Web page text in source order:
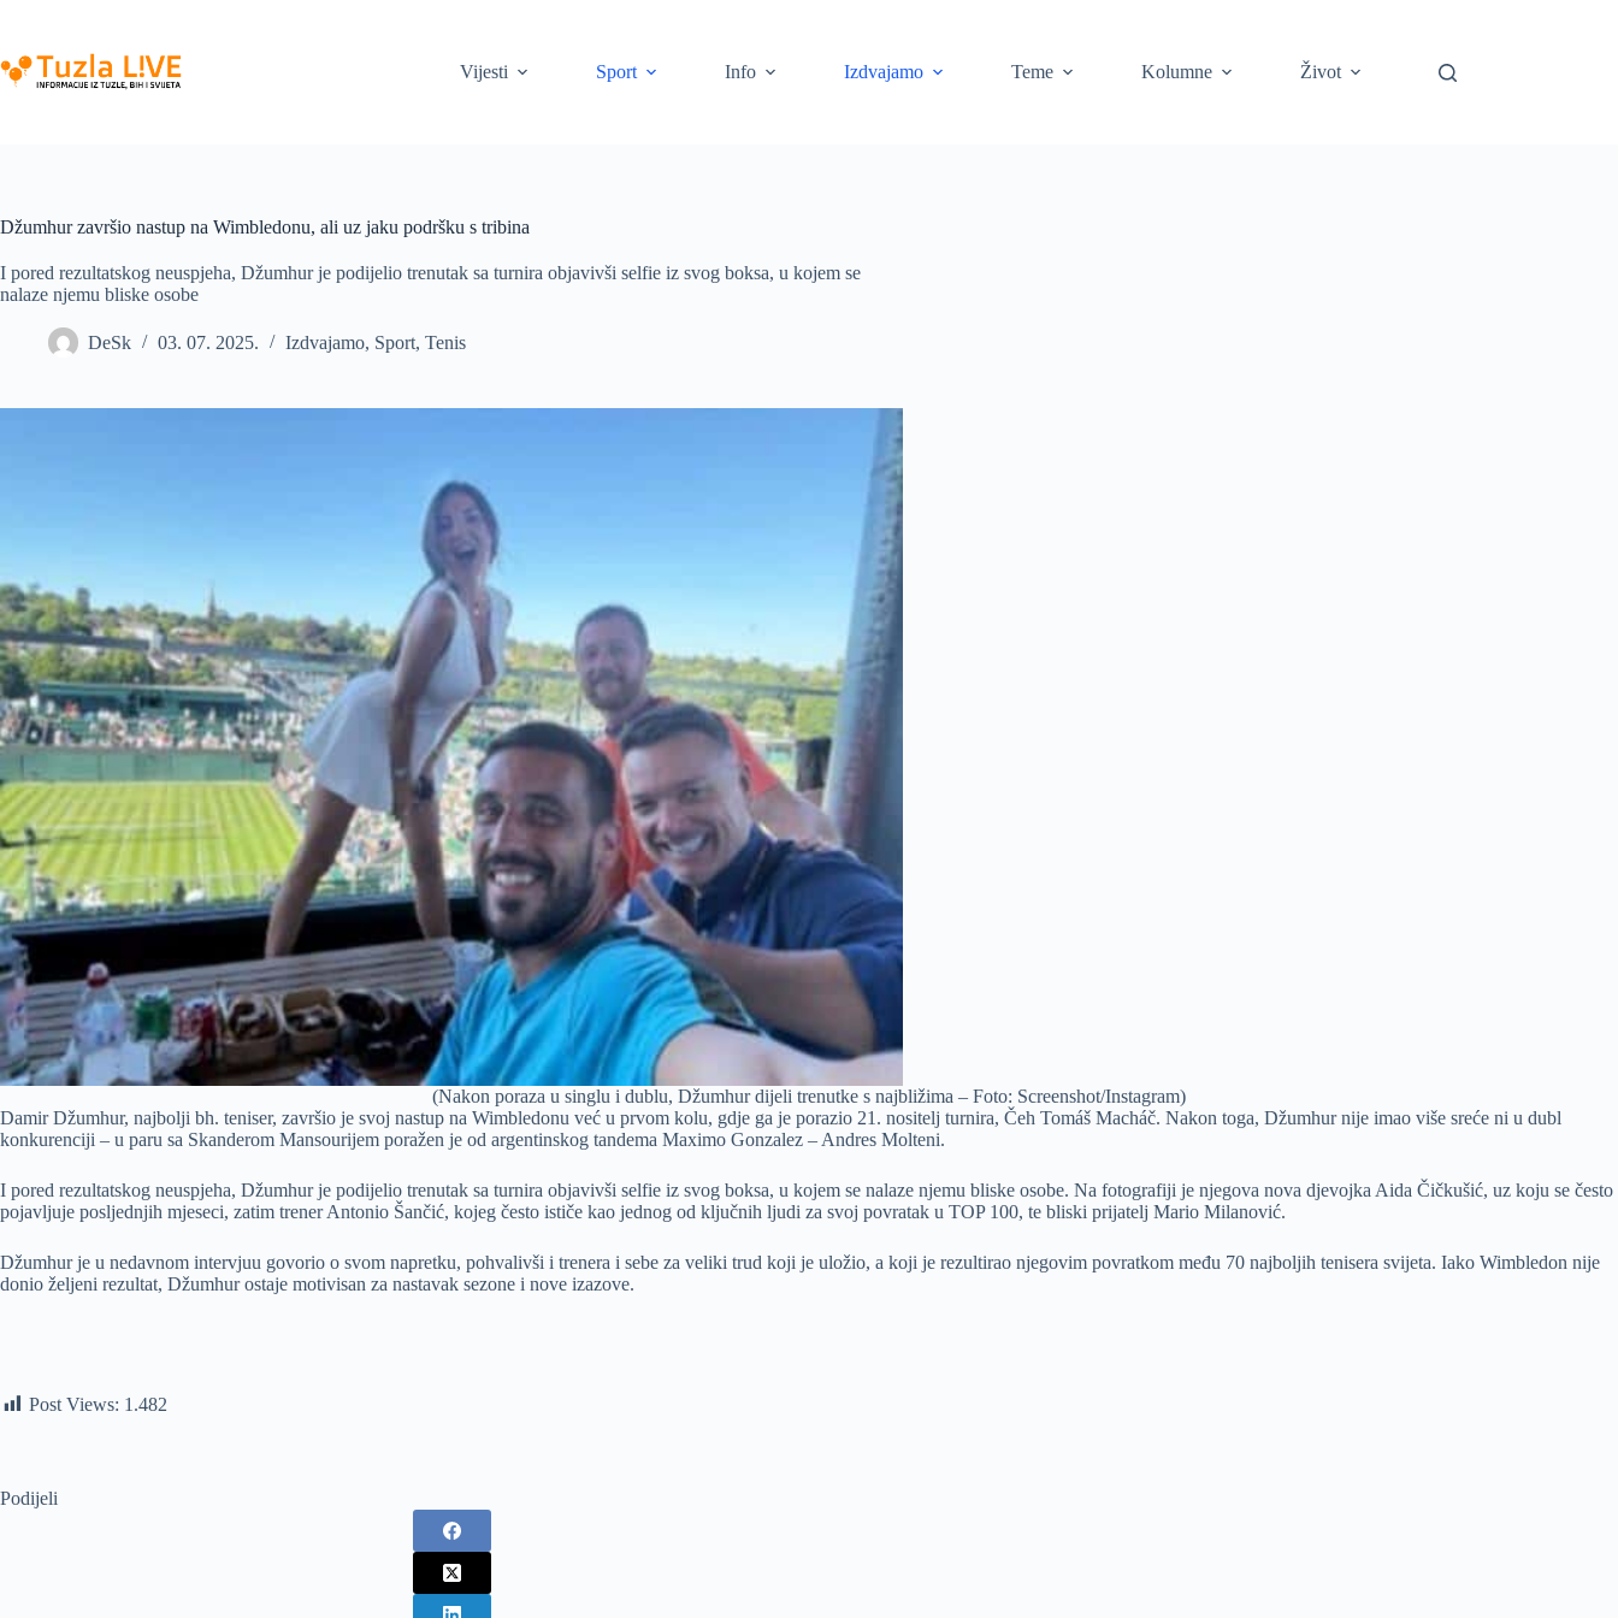
content
Vijesti
Sport Info Izdvajamo Teme Kolumne Život
Džumhur završio nastup na Wimbledonu, ali uz jaku podršku s tribina
I pored rezultatskog neuspjeha, Džumhur je podijelio trenutak sa turnira objavivši selfie iz svog boksa, u kojem se
nalaze njemu bliske osobe
DeSk 03. 07. 2025. Izdvajamo, Sport, Tenis
(Nakon poraza u singlu i dublu, Džumhur dijeli trenutke s najbližima – Foto: Screenshot/Instagram)
Damir Džumhur, najbolji bh. teniser, završio je svoj nastup na Wimbledonu već u prvom kolu, gdje ga je porazio 21. nositelj turnira, Čeh Tomáš Macháč. Nakon toga, Džumhur nije imao više sreće ni u dubl
konkurenciji – u paru sa Skanderom Mansourijem poražen je od argentinskog tandema Maximo Gonzalez – Andres Molteni.
I pored rezultatskog neuspjeha, Džumhur je podijelio trenutak sa turnira objavivši selfie iz svog boksa, u kojem se nalaze njemu bliske osobe. Na fotografiji je njegova nova djevojka Aida Čičkušić, uz koju se često
pojavljuje posljednjih mjeseci, zatim trener Antonio Šančić, kojeg često ističe kao jednog od ključnih ljudi za svoj povratak u TOP 100, te bliski prijatelj Mario Milanović.
Džumhur je u nedavnom intervjuu govorio o svom napretku, pohvalivši i trenera i sebe za veliki trud koji je uložio, a koji je rezultirao njegovim povratkom među 70 najboljih tenisera svijeta. Iako Wimbledon nije
donio željeni rezultat, Džumhur ostaje motivisan za nastavak sezone i nove izazove.
Post Views: 1.482
Podijeli